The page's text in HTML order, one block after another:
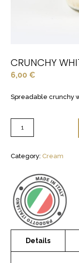
CRUNCHY
6,00 €
Spreadable crunchy
Category:Cream